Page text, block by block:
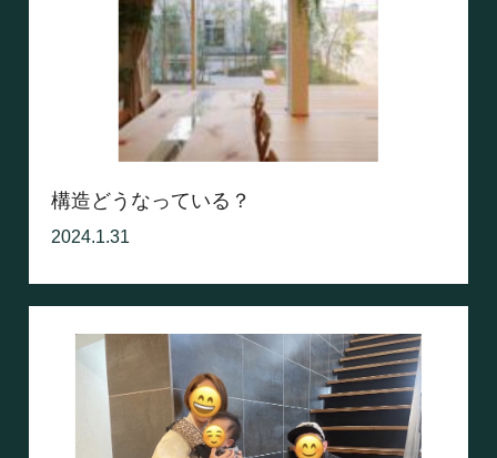
構造どうなっている？
2024.1.31